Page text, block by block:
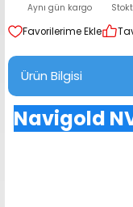
Hoparlör Takımları
Aynı gün kargo
Ürün Bilgisi
Navigold